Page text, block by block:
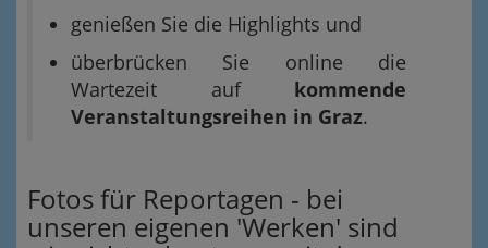
genießen Sie die Highlights und
überbrücken Sie online die
Wartezeit auf kommende
Veranstaltungsreihen in Graz.
Fotos für Reportagen - bei
unseren eigenen 'Werken' sind